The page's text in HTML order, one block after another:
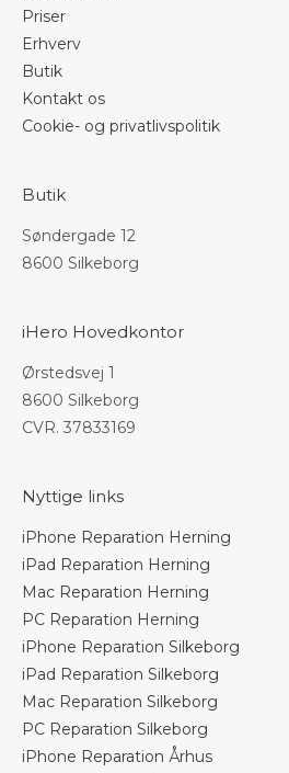
Priser
Erhverv
Butik
Kontakt os
Cookie- og privatlivspolitik
Butik
Søndergade 12
8600 Silkeborg
iHero Hovedkontor
Ørstedsvej 1
8600 Silkeborg
CVR. 37833169
Nyttige links
iPhone Reparation Herning
iPad Reparation Herning
Mac Reparation Herning
PC Reparation Herning
iPhone Reparation Silkeborg
iPad Reparation Silkeborg
Mac Reparation Silkeborg
PC Reparation Silkeborg
iPhone Reparation Århus